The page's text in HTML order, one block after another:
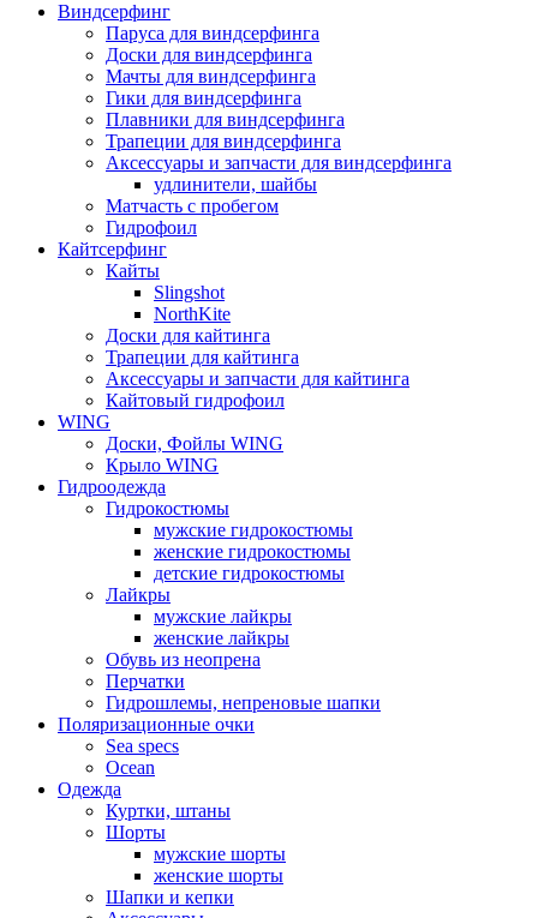
Виндсерфинг
Паруса для виндсерфинга
Доски для виндсерфинга
Мачты для виндсерфинга
Гики для виндсерфинга
Плавники для виндсерфинга
Трапеции для виндсерфинга
Аксессуары и запчасти для виндсерфинга
удлинители, шайбы
Матчасть с пробегом
Гидрофоил
Кайтсерфинг
Кайты
Slingshot
NorthKite
Доски для кайтинга
Трапеции для кайтинга
Аксессуары и запчасти для кайтинга
Кайтовый гидрофоил
WING
Доски, Фойлы WING
Крыло WING
Гидроодежда
Гидрокостюмы
мужские гидрокостюмы
женские гидрокостюмы
детские гидрокостюмы
Лайкры
мужские лайкры
женские лайкры
Обувь из неопрена
Перчатки
Гидрошлемы, непреновые шапки
Поляризационные очки
Sea specs
Ocean
Одежда
Куртки, штаны
Шорты
мужские шорты
женские шорты
Шапки и кепки